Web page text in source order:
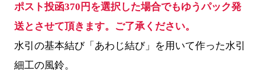
ポスト投函370円を選択した場合でもゆうパック発
送とさせて頂きます。ご了承ください。
水引の基本結び「あわじ結び」を用いて作った水引
細工の風鈴。